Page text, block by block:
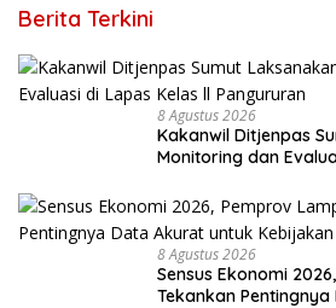
Berita Terkini
8 Agustus 2026
Kakanwil Ditjenpas
Monitoring dan
8 Agustus 2026
Sensus Ekonomi
Tekankan